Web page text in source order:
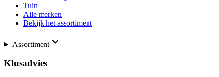
Tuin
Alle merken
Bekijk het assortiment
Assortiment
Klusadvies